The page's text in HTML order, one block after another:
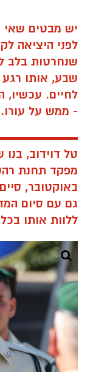
יש מבטים שאי
לפני היציאה
שנחרטות בלב
שבע, אותו רגע
לחיים. עכשיו,
- ממש על עורו.
טל דוידוב, בנו
מפקד תחנת
באוקטובר, סיים
גם עם סיום
ללוות אותו בכל